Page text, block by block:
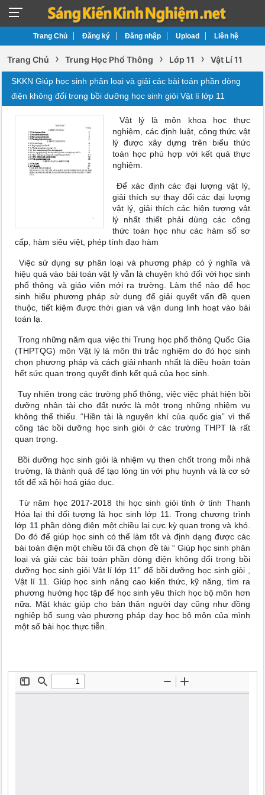
Trang Chủ Đăng ký Đăng nhập Upload Liên hệ
Trang Chủ › Trung Học Phổ Thông › Lớp 11 › Vật Lí 11
SKKN Giúp học sinh phân loại và giải các bài toán phần dòng
điện không đổi trong bồi dưỡng học sinh giỏi Vật lí lớp 11
Vật lý là môn khoa học thực
nghiệm, các định luật, công thức vật
lý được xây dựng trên biểu thức
toán học phù hợp với kết quả thực
nghiệm.
Để xác định các đại lượng vật lý,
giải thích sự thay đổi các đại lượng
vật lý, giải thích các hiện tượng vật
lý nhất thiết phải dùng các công
thức toán học như các hàm số sơ
cấp, hàm siêu việt, phép tính đạo hàm
Việc sử dụng sự phân loại và phương pháp có ý nghĩa và
hiệu quả vào bài toán vật lý vẫn là chuyện khó đối với học sinh
phổ thông và giáo viên mới ra trường. Làm thế nào để học
sinh hiểu phương pháp sử dụng để giải quyết vấn đề quen
thuộc, tiết kiệm được thời gian và vận dung linh hoạt vào bài
toán lạ.
Trong những năm qua việc thi Trung học phổ thông Quốc Gia
(THPTQG) môn Vật lý là môn thi trắc nghiệm do đó học sinh
chọn phương pháp và cách giải nhanh nhất là điều hoàn toàn
hết sức quan trọng quyết định kết quả của học sinh.
Tuy nhiên trong các trường phổ thông, việc việc phát hiện bồi
dưỡng nhân tài cho đất nước là một trong những nhiệm vụ
không thể thiếu. “Hiền tài là nguyên khí của quốc gia” vì thế
công tác bồi dưỡng học sinh giỏi ở các trường THPT là rất
quan trọng.
Bồi dưỡng học sinh giỏi là nhiệm vụ then chốt trong mỗi nhà
trường, là thành quả để tạo lòng tin với phụ huynh và là cơ sở
tốt để xã hội hoá giáo dục.
Từ năm học 2017-2018 thi học sinh giỏi tỉnh ở tỉnh Thanh
Hóa lại thi đối tượng là học sinh lớp 11. Trong chương trình
lớp 11 phần dòng điện một chiều lại cực kỳ quan trọng và khó.
Do đó để giúp học sinh có thể làm tốt và định dạng được các
bài toán điện một chiều tôi đã chọn đề tài “ Giúp học sinh phân
loại và giải các bài toán phần dòng điện không đổi trong bồi
dưỡng học sinh giỏi Vật lí lớp 11” để bồi dưỡng học sinh giỏi ,
Vật lí 11. Giúp học sinh nâng cao kiến thức, kỹ năng, tìm ra
phương hướng học tập để học sinh yêu thích học bộ môn hơn
nữa. Mặt khác giúp cho bản thân người dạy cũng như đồng
nghiệp bổ sung vào phương pháp dạy học bộ môn của mình
một số bài học thực tiễn.